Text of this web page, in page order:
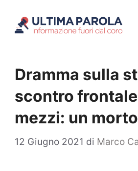
Dramma sulla
scontro
mezzi: un morto
12 Giugno 2021 di Marco